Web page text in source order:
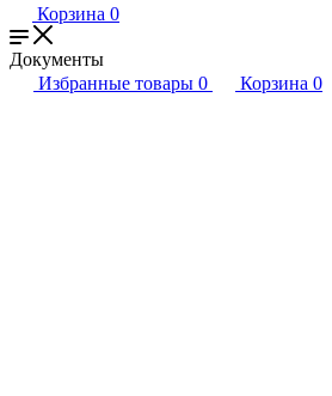
Корзина 0
Документы
Избранные товары 0 Корзина 0